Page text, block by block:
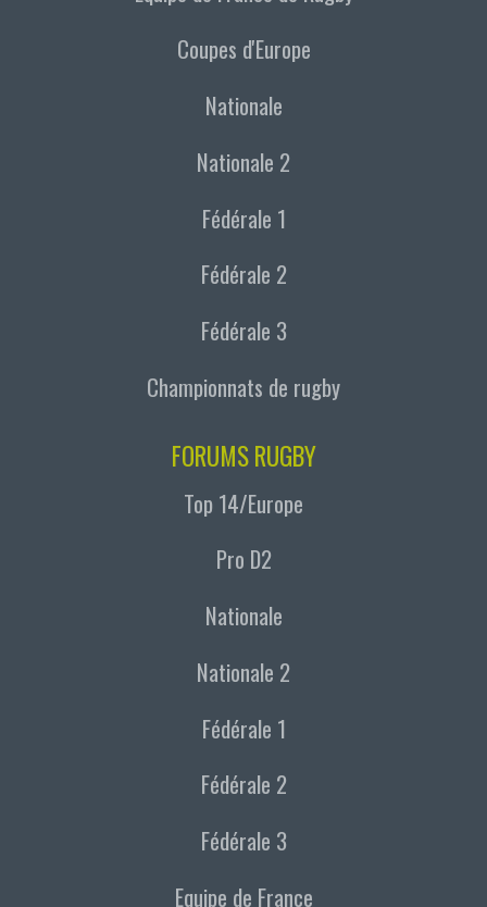
Coupes d'Europe
Nationale
Nationale 2
Fédérale 1
Fédérale 2
Fédérale 3
Championnats de rugby
FORUMS RUGBY
Top 14/Europe
Pro D2
Nationale
Nationale 2
Fédérale 1
Fédérale 2
Fédérale 3
Equipe de France